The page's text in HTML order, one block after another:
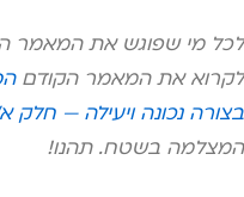
לכל מי שפוגש את המאמר
לקרוא את המאמר הקודם
בצורה נכונה ויעילה — חלק
המצלמה בשטח. תהנו!